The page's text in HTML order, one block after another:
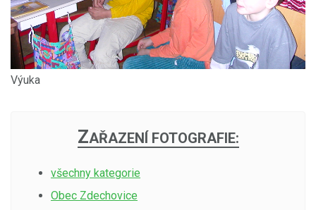
Výuka
ZAŘAZENÍ FOTOGRAFIE:
všechny kategorie
Obec Zdechovice